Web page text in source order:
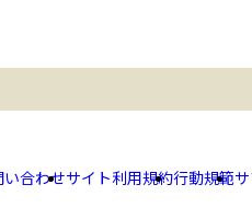
い合わせサイト利用規約行動規範